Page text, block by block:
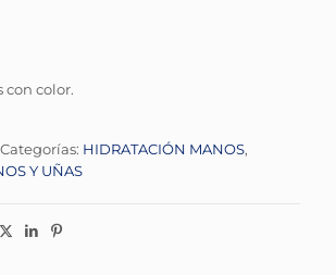
con color.
Categorías: HIDRATACIÓN MANOS,
Y UÑAS